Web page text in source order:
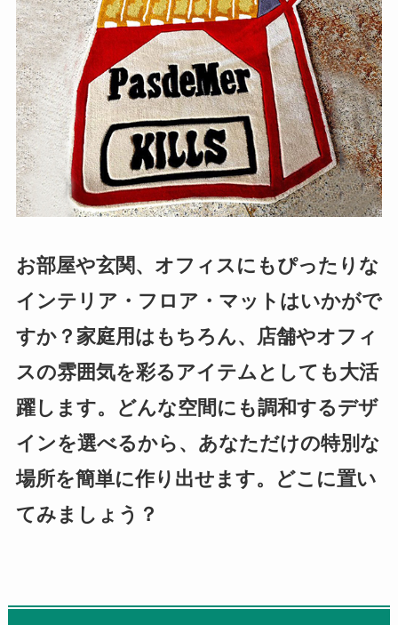
お部屋や玄関、オフィスにもぴったりな
インテリア・フロア・マットはいかがで
すか？家庭用はもちろん、店舗やオフィ
スの雰囲気を彩るアイテムとしても大活
躍します。どんな空間にも調和するデザ
インを選べるから、あなただけの特別な
場所を簡単に作り出せます。どこに置い
てみましょう？